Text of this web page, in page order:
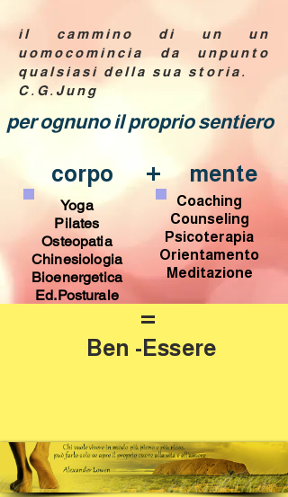
il cammino di un un
uomocomincia da unpunto
qualsiasi della sua storia.
C.G.Jung
per ognuno il proprio sentiero
corpo+mente
Yoga
Pilates
Osteopatia
Chinesiologia
Bioenergetica
Ed.Posturale
Coaching
Counseling
Psicoterapia
Orientamento
Meditazione
=
Ben -Essere